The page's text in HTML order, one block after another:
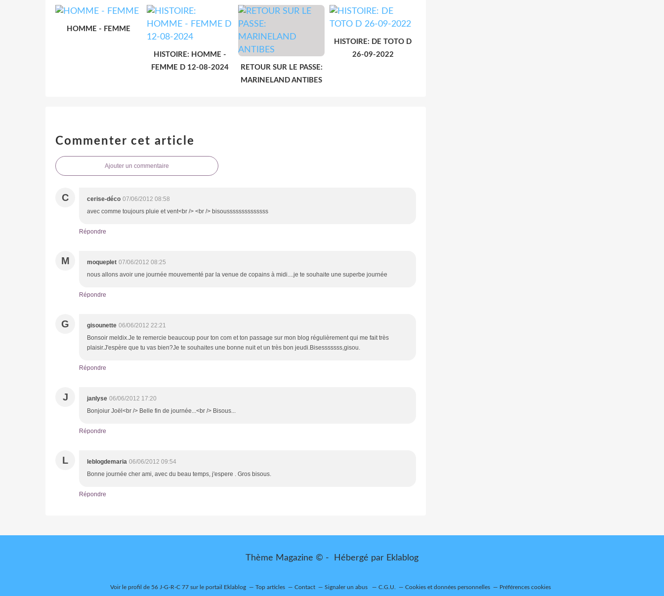
HOMME - FEMME
HISTOIRE: HOMME -
FEMME D 12-08-2024
RETOUR SUR LE PASSE:
MARINELAND ANTIBES
HISTOIRE: DE TOTO D
26-09-2022
Commenter cet article
Ajouter un commentaire
C cerise-déco 07/06/2012 08:58
avec comme toujours pluie et vent<br /> <br /> bisoussssssssssssss
Répondre
M moqueplet 07/06/2012 08:25
nous allons avoir une journée mouvementé par la venue de copains à midi....je te souhaite une superbe journée
Répondre
G gisounette 06/06/2012 22:21
Bonsoir meldix.Je te remercie beaucoup pour ton com et ton passage sur mon blog régulièrement qui me fait très
plaisir.J'espère que tu vas bien?Je te souhaites une bonne nuit et un très bon jeudi.Bisesssssss,gisou.
Répondre
J janlyse 06/06/2012 17:20
Bonjoiur Joël<br /> Belle fin de journée...<br /> Bisous...
Répondre
L leblogdemaria 06/06/2012 09:54
Bonne journée cher ami, avec du beau temps, j'espere . Gros bisous.
Répondre
Thème Magazine © - Hébergé par Eklablog
Voir le profil de 56 J-G-R-C 77 sur le portail Eklablog Top articles Contact Signaler un abus C.G.U. Cookies et données personnelles Préférences cookies